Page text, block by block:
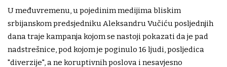
U međuvremenu, u pojedinim medijima bliskim
srbijanskom predsjedniku Aleksandru Vučiću posljednjih
dana traje kampanja kojom se nastoji pokazati da je pad
nadstrešnice, pod kojom je poginulo 16 ljudi, posljedica
"diverzije", a ne koruptivnih poslova i nesavjesno